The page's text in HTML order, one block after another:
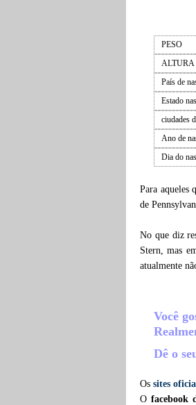
PESO
ALTURA
País de
Estado
ciudades
Ano de
Dia do
Para aqueles
de
No que diz
Stern, mas
atualmente
Você
Dê o
Os sites
Ofacebook